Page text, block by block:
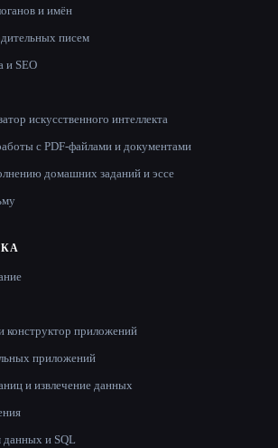
и имён
писем
и SEO
искусственного интеллекта
с PDF-файлами и документами
домашних заданий и эссе
приложений
приложений
и извлечение данных
и SQL